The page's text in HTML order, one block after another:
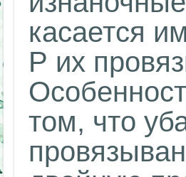
касается
Р их
том, что